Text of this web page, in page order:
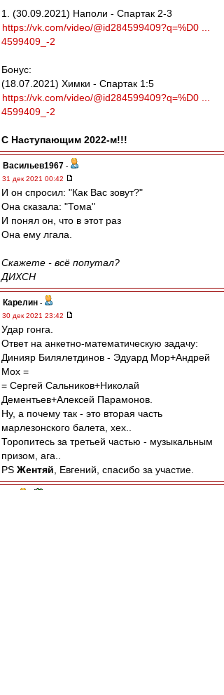
1. (30.09.2021) Наполи - Спартак 2-3
https://vk.com/video/@id284599409?q=%D0 ...
4599409_-2
Бонус:
(18.07.2021) Химки - Спартак 1:5
https://vk.com/video/@id284599409?q=%D0 ...
4599409_-2
С Наступающим 2022-м!!!
Васильев1967 -
31 дек 2021 00:42
И он спросил: "Как Вас зовут?"
Она сказала: "Тома"
И понял он, что в этот раз
Она ему лгала.
Скажете - всё попутал?
ДИХСН
Карелин -
30 дек 2021 23:42
Удар гонга.
Ответ на анкетно-математическую задачу:
Динияр Билялетдинов - Эдуард Мор+Андрей
Мох =
= Сергей Сальников+Николай
Дементьев+Алексей Парамонов.
Ну, а почему так - это вторая часть
марлезонского балета, хех..
Торопитесь за третьей частью - музыкальным
призом, ага..
PS Жентяй , Евгений, спасибо за участие.